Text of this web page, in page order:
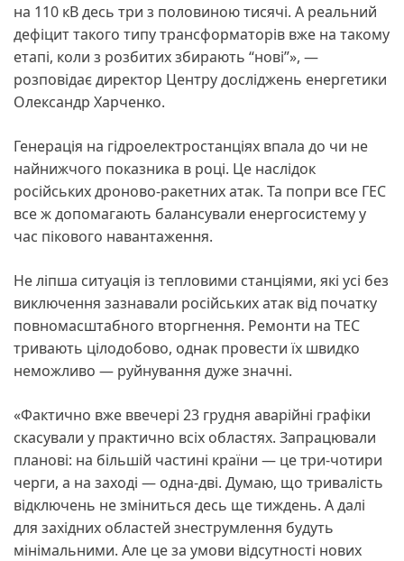
на 110 кВ десь три з половиною тисячі. А реальний
дефіцит такого типу трансформаторів вже на такому
етапі, коли з розбитих збирають “нові”», —
розповідає директор Центру досліджень енергетики
Олександр Харченко.
Генерація на гідроелектростанціях впала до чи не
найнижчого показника в році. Це наслідок
російських дроново-ракетних атак. Та попри все ГЕС
все ж допомагають балансували енергосистему у
час пікового навантаження.
Не ліпша ситуація із тепловими станціями, які усі без
виключення зазнавали російських атак від початку
повномасштабного вторгнення. Ремонти на ТЕС
тривають цілодобово, однак провести їх швидко
неможливо — руйнування дуже значні.
«Фактично вже ввечері 23 грудня аварійні графіки
скасували у практично всіх областях. Запрацювали
планові: на більшій частині країни — це три-чотири
черги, а на заході — одна-дві. Думаю, що тривалість
відключень не зміниться десь ще тиждень. А далі
для західних областей знеструмлення будуть
мінімальними. Але це за умови відсутності нових